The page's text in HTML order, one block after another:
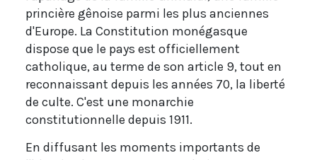
princière gênoise parmi les plus anciennes
d'Europe. La Constitution monégasque
dispose que le pays est officiellement
catholique, au terme de son article 9, tout en
reconnaissant depuis les années 70, la liberté
de culte. C'est une monarchie
constitutionnelle depuis 1911.
En diffusant les moments importants de